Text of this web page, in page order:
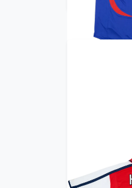
2002-04
Henry